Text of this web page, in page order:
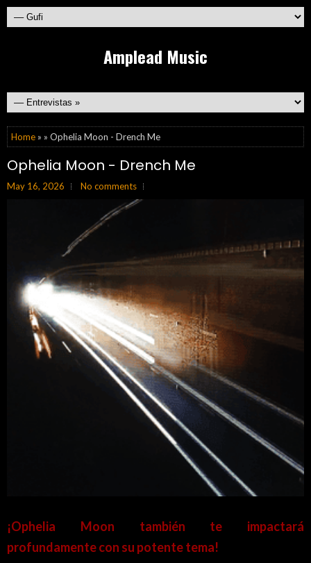
Amplead Music
Home » » Ophelia Moon - Drench Me
Ophelia Moon - Drench Me
May 16, 2026 No comments
¡Ophelia Moon también te impactará
profundamente con su potente tema!